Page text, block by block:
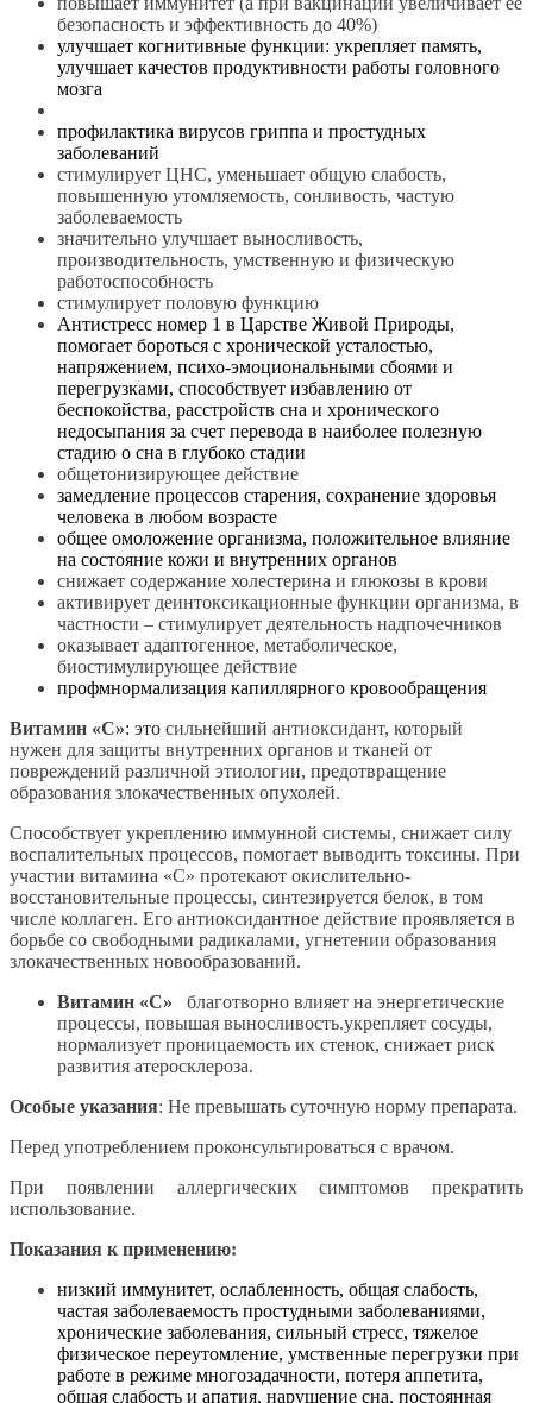
безопасность и эффективность до 40%)
улучшает когнитивные функции: укрепляет память,
улучшает качестов продуктивности работы головного
мозга
профилактика вирусов гриппа и простудных
заболеваний
стимулирует ЦНС, уменьшает общую слабость,
повышенную утомляемость, сонливость, частую
заболеваемость
значительно улучшает выносливость,
производительность, умственную и физическую
работоспособность
стимулирует половую функцию
Антистресс номер 1 в Царстве Живой Природы,
помогает бороться с хронической усталостью,
напряжением, психо-эмоциональными сбоями и
перегрузками, способствует избавлению от
беспокойства, расстройств сна и хронического
недосыпания за счет перевода в наиболее полезную
стадию о сна в глубоко стадии
общетонизирующее действие
замедление процессов старения, сохранение здоровья
человека в любом возрасте
общее омоложение организма, положительное влияние
на состояние кожи и внутренних органов
снижает содержание холестерина и глюкозы в крови
активирует деинтоксикационные функции организма, в
частности – стимулирует деятельность надпочечников
оказывает адаптогенное, метаболическое,
биостимулирующее действие
профмнормализация капиллярного кровообращения
Витамин «С»: это cильнейший антиоксидант, который
нужен для защиты внутренних органов и тканей от
повреждений различной этиологии, предотвращение
образования злокачественных опухолей.
Способствует укреплению иммунной системы, снижает силу
воспалительных процессов, помогает выводить токсины. При
участии витамина «С» протекают окислительно-
восстановительные процессы, синтезируется белок, в том
числе коллаген. Его антиоксидантное действие проявляется в
борьбе со свободными радикалами, угнетении образования
злокачественных новообразований.
Витамин «С» благотворно влияет на энергетические
процессы, повышая выносливость.укрепляет сосуды,
нормализует проницаемость их стенок, снижает риск
развития атеросклероза.
Особые указания: Не превышать суточную норму препарата.
Перед употреблением проконсультироваться с врачом.
При появлении аллергических симптомов прекратить
использование.
Показания к применению:
низкий иммунитет, ослабленность, общая слабость,
частая заболеваемость простудными заболеваниями,
хронические заболевания, сильный стресс, тяжелое
физическое переутомление, умственные перегрузки при
работе в режиме многозадачности, потеря аппетита,
общая слабость и апатия, нарушение сна, постоянная